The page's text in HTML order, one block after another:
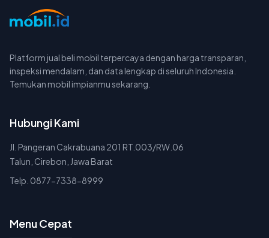
Platform jual beli mobil terpercaya dengan harga transparan,
inspeksi mendalam, dan data lengkap di seluruh Indonesia.
Temukan mobil impianmu sekarang.
Hubungi Kami
Jl. Pangeran Cakrabuana 201 RT.003/RW.06
Talun, Cirebon, Jawa Barat
Telp. 0877-7338-8999
Menu Cepat